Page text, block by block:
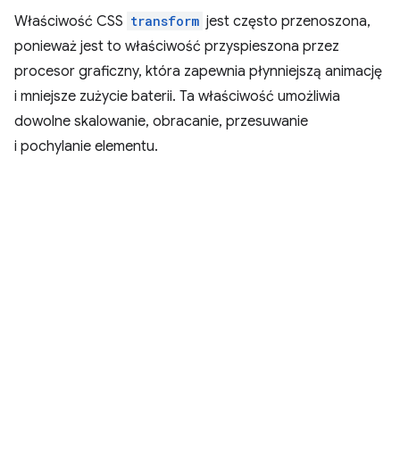
Właściwość CSS transform jest często przenoszona,
ponieważ jest to właściwość przyspieszona przez
procesor graficzny, która zapewnia płynniejszą animację
i mniejsze zużycie baterii. Ta właściwość umożliwia
dowolne skalowanie, obracanie, przesuwanie
i pochylanie elementu.